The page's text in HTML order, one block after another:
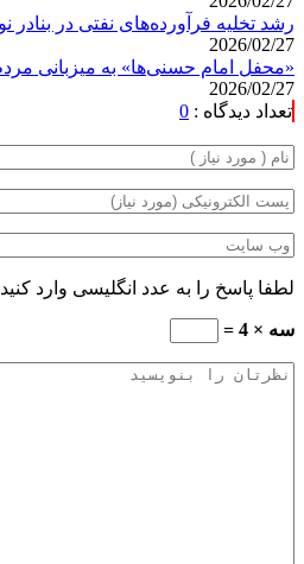
رشد تخلیه فرآورده‌های نفتی در بنادر
2026/02/27
«محفل امام حسنی‌ها» به میزبانی
2026/02/27
تعداد دیدگاه : 0
لطفا پاسخ را به عدد انگلیسی وارد
سه × 4 =